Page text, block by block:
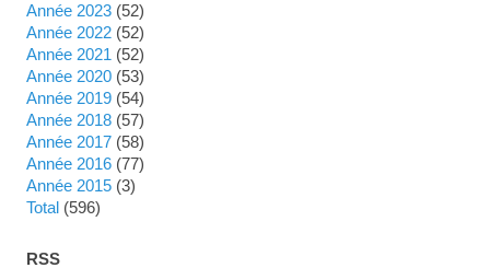
année 2023 (52)
année 2022 (52)
année 2021 (52)
année 2020 (53)
année 2019 (54)
année 2018 (57)
année 2017 (58)
année 2016 (77)
année 2015 (3)
total (596)
RSS